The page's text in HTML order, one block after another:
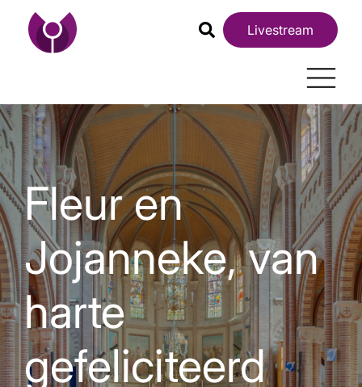
Livestream
Fleur en
Jojanneke, van
harte
gefeliciteerd